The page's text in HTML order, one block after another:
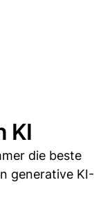
KI
die beste
generative KI-